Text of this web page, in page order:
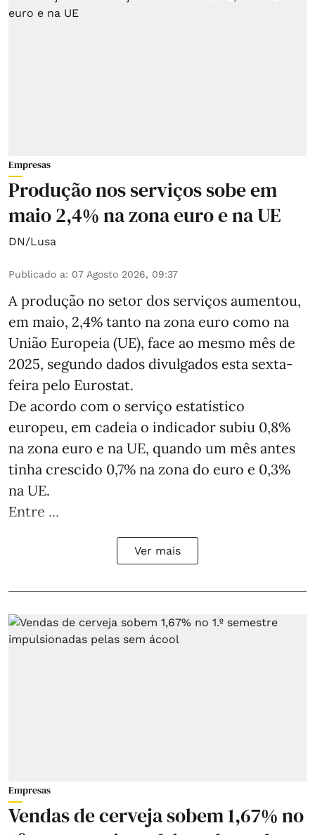
Empresas
Produção nos serviços sobe em
maio 2,4% na zona euro e na UE
DN/Lusa
Publicado a: 07 Agosto 2026, 09:37
A produção no setor dos serviços aumentou,
em maio, 2,4% tanto na zona euro como na
União Europeia (UE), face ao mesmo mês de
2025, segundo dados divulgados esta sexta-
feira pelo Eurostat.
De acordo com o serviço estatístico
europeu, em cadeia o indicador subiu 0,8%
na zona euro e na UE, quando um mês antes
tinha crescido 0,7% na zona do euro e 0,3%
na UE.
Entre ...
Ver mais
Empresas
Vendas de cerveja sobem 1,67% no